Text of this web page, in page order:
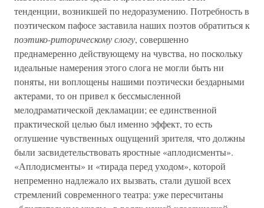
тенденции, возникшей по недоразумению. Потребность в
поэтическом пафосе заставила наших поэтов обратиться к
поэтико-риторическому слогу, совершенно
преднамеренно действующему на чувства, но поскольку
идеальные намерения этого слога не могли быть ни
поняты, ни воплощены нашими поэтически бездарными
актерами, то он привел к бессмысленной
мелодраматической декламации; ее единственной
практической целью был именно эффект, то есть
оглушение чувственных ощущений зрителя, что должны
были засвидетельствовать яростные «аплодисменты».
«Аплодисменты» и «тирада перед уходом», которой
непременно надлежало их вызвать, стали душой всех
стремлений современного театра: уже пересчитаны